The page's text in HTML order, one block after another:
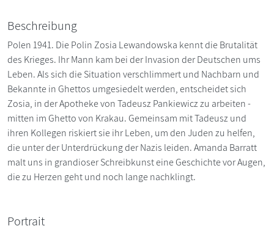
Beschreibung
Polen 1941. Die Polin Zosia Lewandowska kennt die Brutalität
des Krieges. Ihr Mann kam bei der Invasion der Deutschen ums
Leben. Als sich die Situation verschlimmert und Nachbarn und
Bekannte in Ghettos umgesiedelt werden, entscheidet sich
Zosia, in der Apotheke von Tadeusz Pankiewicz zu arbeiten -
mitten im Ghetto von Krakau. Gemeinsam mit Tadeusz und
ihren Kollegen riskiert sie ihr Leben, um den Juden zu helfen,
die unter der Unterdrückung der Nazis leiden. Amanda Barratt
malt uns in grandioser Schreibkunst eine Geschichte vor Augen,
die zu Herzen geht und noch lange nachklingt.
Portrait